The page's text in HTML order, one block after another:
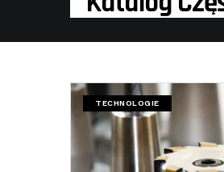
TECHNOLOGIE